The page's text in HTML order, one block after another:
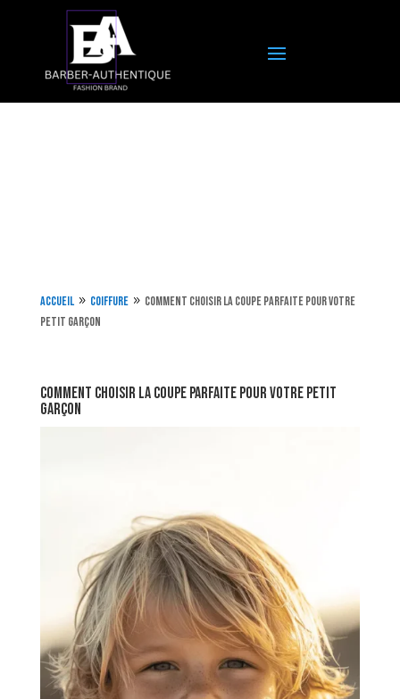
Accueil 9 Coiffure 9 Comment choisir la coupe parfaite pour votre
petit garçon
Comment choisir la coupe parfaite pour votre petit
garçon